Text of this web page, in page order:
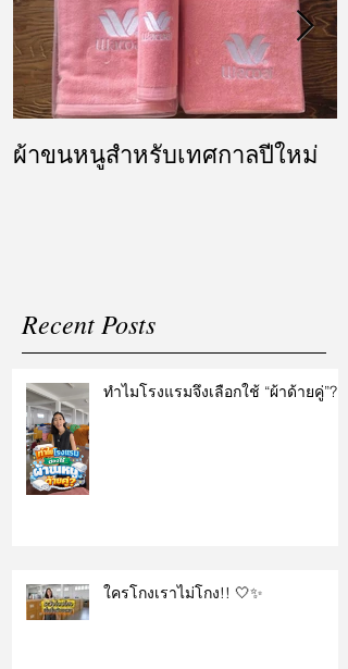
ผ้าขนหนูสำหรับเทศกาลปีใหม่
Recent Posts
ทำไมโรงแรมจึงเลือกใช้ “ผ้าด้ายคู่”?
ใครโกงเราไม่โกง!! 🤍✨